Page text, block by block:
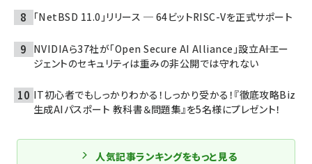
「NetBSD 11.0」リリース ─ 64ビットRISC-Vを正式サポート
NVIDIAら37社が「Open Secure AI Alliance」設立――AIエー
ジェントのセキュリティは重みの非公開では守れない
IT初心者でもしっかりわかる！しっかり受かる！『徹底攻略Biz
生成AIパスポート 教科書＆問題集』を5名様にプレゼント！
人気記事ランキングをもっと見る